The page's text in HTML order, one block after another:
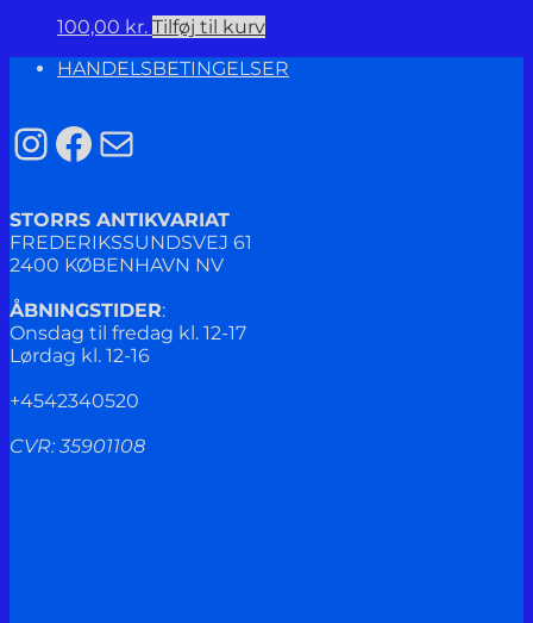
100,00 kr. Tilføj til kurv
HANDELSBETINGELSER
Instagram
Facebook
Mail
STORRS ANTIKVARIAT
FREDERIKSSUNDSVEJ 61
2400 KØBENHAVN NV
ÅBNINGSTIDER:
Onsdag til fredag kl. 12-17
Lørdag kl. 12-16
+4542340520
CVR: 35901108